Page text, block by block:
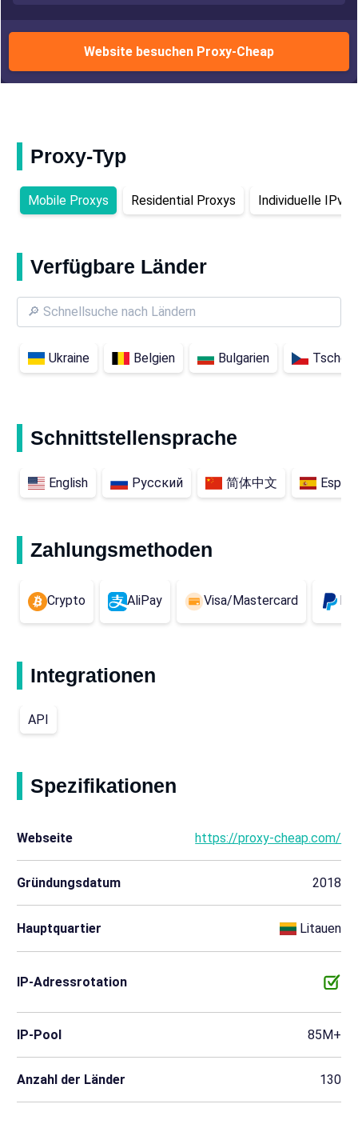
Website besuchen Proxy-Cheap
Proxy-Typ
Mobile Proxys Residential Proxys Individuelle
Verfügbare Länder
Ukraine Belgien Bulgarien
Schnittstellensprache
English Русский 简体中文
Zahlungsmethoden
Crypto AliPay Visa/Mastercard
Integrationen
API
Spezifikationen
Webseite https://proxy-cheap.com/
Gründungsdatum 2018
Hauptquartier Litauen
IP-Adressrotation
IP-Pool 85M+
Anzahl der Länder 130